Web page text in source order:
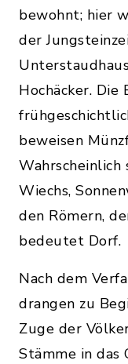
bewohnt; hier
der
Hochäcker.
beweisen
Wahrscheinlich
Wiechs,
den Römern,
bedeutet Dorf.
Nach dem
drangen zu
Zuge der
Stämme in